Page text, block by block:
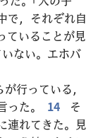
で，それぞれ自
ていることが見
ない。エホバ
行っている，
た。
14
そ
連れてきた。見